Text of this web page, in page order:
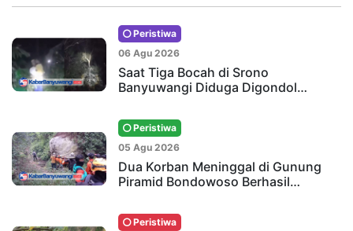
Peristiwa
06 Agu 2026
Saat Tiga Bocah di Srono
Banyuwangi Diduga Digondol…
Peristiwa
05 Agu 2026
Dua Korban Meninggal di Gunung
Piramid Bondowoso Berhasil…
Peristiwa